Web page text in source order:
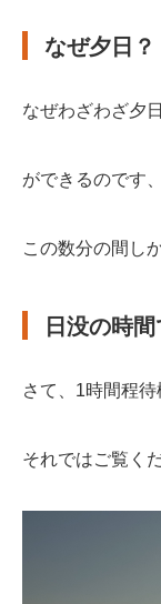
なぜ夕日？
なぜわざわざ夕
ができるのです
この数分の間し
日没の時
さて、1時間程
それではご覧く